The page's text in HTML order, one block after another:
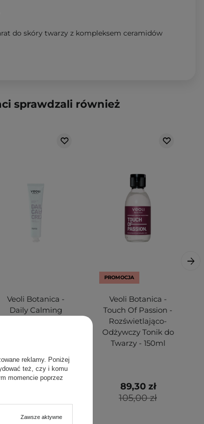
do skóry twarzy z kompleksem ceramidów
sprawdzali również
Veoli Botanica -
Daily Calming
PROMOCJA
Veoli Botanica -
Touch Of Passion -
Rozświetlająco-
Odżywczy Tonik do
Twarzy - 150ml
105,00 zł
89,30 zł
reklamy. Poniżej
też, czy i komu
momencie poprzez
Zawsze aktywne